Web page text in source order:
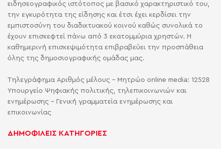
ειδησεογραφικός ιστότοπος με βασικό χαρακτηριστικό του,
την εγκυρότητα της είδησης και έτσι έχει κερδίσει την
εμπιστοσύνη του διαδικτυακού κοινού καθώς συνολικά το
έχουν επισκεφτεί πάνω από 3 εκατομμύρια χρηστών. Η
καθημερινή επισκεψιμότητα επιβραβεύει την προσπάθεια
όλης της δημοσιογραφικής ομάδας μας.
Τηλεγράφημα Αριθμός μέλους - Μητρώο online media: 12528
Υπουργείο Ψηφιακής πολιτικής, τηλεπικοινωνιών και
ενημέρωσης - Γενική γραμματεία ενημέρωσης και
επικοινωνίας
ΔΗΜΟΦΙΛΕΙΣ ΚΑΤΗΓΟΡΙΕΣ